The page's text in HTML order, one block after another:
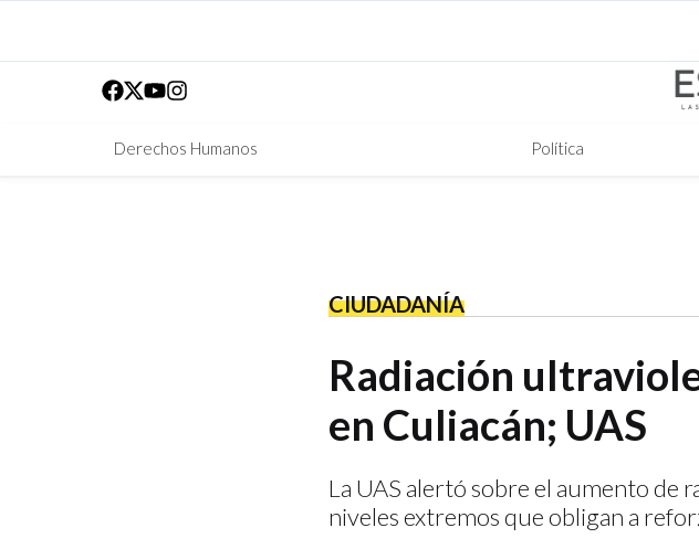
Derechos Humanos Política
CIUDADANÍA
Radiación
en Culiacán; UAS
La UAS alertó sobre el aumento de
niveles extremos que obligan a